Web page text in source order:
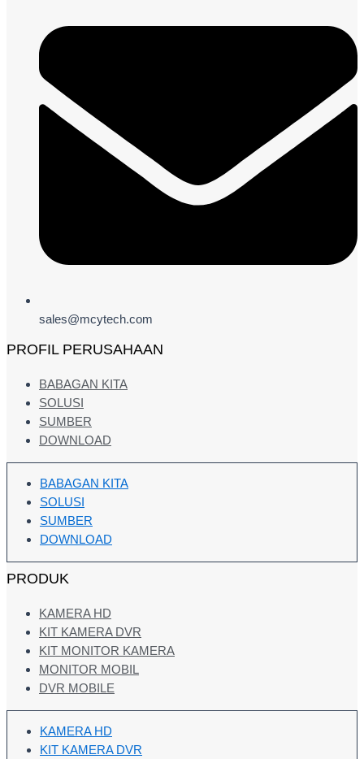
sales@mcytech.com
PROFIL PERUSAHAAN
BABAGAN KITA
SOLUSI
SUMBER
DOWNLOAD
BABAGAN KITA
SOLUSI
SUMBER
DOWNLOAD
PRODUK
KAMERA HD
KIT KAMERA DVR
KIT MONITOR KAMERA
MONITOR MOBIL
DVR MOBILE
KAMERA HD
KIT KAMERA DVR